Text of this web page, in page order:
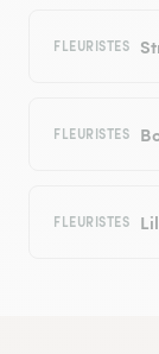
FLEURISTES
FLEURISTES
FLEURISTES